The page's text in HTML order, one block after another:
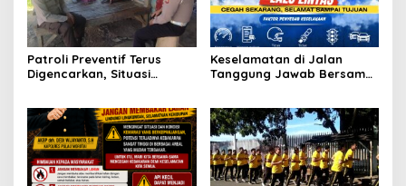
Patroli Preventif Terus
Digencarkan, Situasi
Kondusif
Keselamatan di Jalan
Tanggung Jawab Bersama,
Lalu Lintas